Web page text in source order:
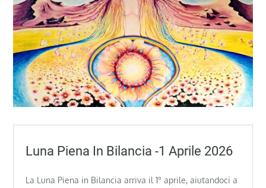
Luna Piena In Bilancia -1 Aprile 2026
La Luna Piena in Bilancia arriva il 1° aprile, aiutandoci a